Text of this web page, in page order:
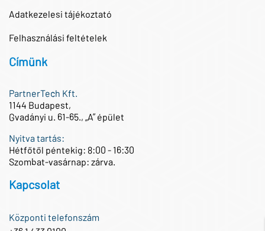
Adatkezelesi tájékoztató
Felhasználási feltételek
Címünk
PartnerTech Kft.
1144 Budapest,
Gvadányi u. 61-65., „A” épület
Nyitva tartás:
Hétfőtől péntekig: 8:00 - 16:30
Szombat-vasárnap: zárva.
Kapcsolat
Központi telefonszám